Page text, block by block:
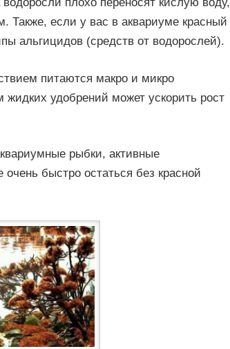
Также, если у вас в аквариуме красный
альгицидов (средств от водорослей).
питаются макро и микро
удобрений может ускорить рост
рыбки, активные
быстро остаться без красной